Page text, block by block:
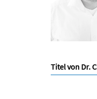
Titel von Dr.